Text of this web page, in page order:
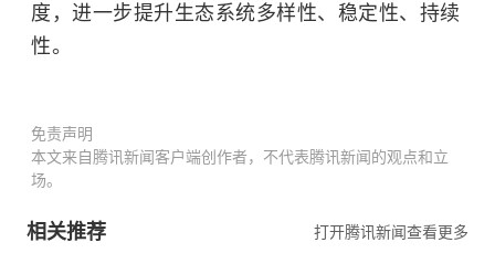
度，进一步提升生态系统多样性、稳定性、持续
性。
免责声明
本文来自腾讯新闻客户端创作者，不代表腾讯新闻的观点和立
场。
相关推荐 打开腾讯新闻查看更多